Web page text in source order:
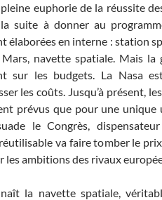
euphorie de la réussite
suite à donner au
élaborées en interne : station
navette spatiale. Mais la
sur les budgets. La Nasa
les coûts. Jusqu’à présent,
prévus que pour une unique
le Congrès,
va faire tomber le
les ambitions des rivaux
la navette spatiale,